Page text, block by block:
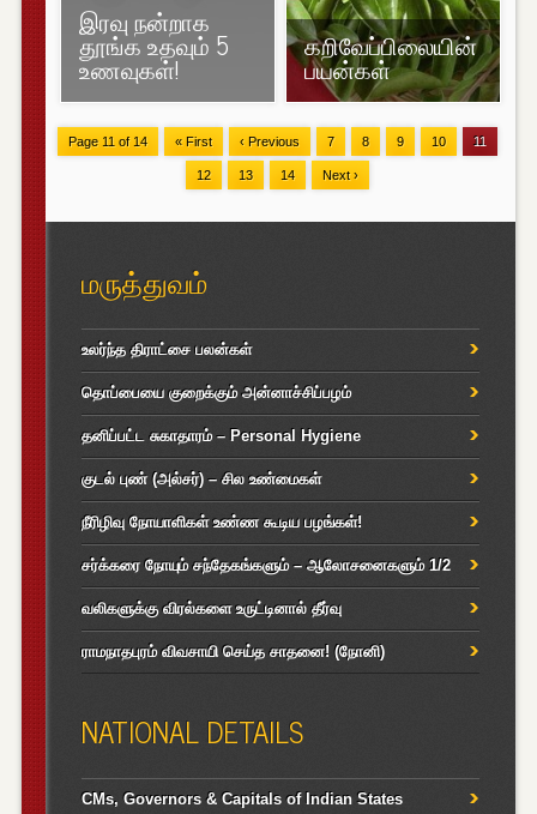
இரவு நன்றாக
தூங்க உதவும் 5
உணவுகள்!
கறிவேப்பிலையின்
பயன்கள்
Page 11 of 14 « First ‹ Previous 7 8 9 10 11
12 13 14 Next ›
மருத்துவம்
உலர்ந்த திராட்சை பலன்கள்
தொப்பையை குறைக்கும் அன்னாச்சிப்பழம்
தனிப்பட்ட சுகாதாரம் – Personal Hygiene
குடல் புண் (அல்சர்) – சில உண்மைகள்
நீரிழிவு நோயாளிகள் உண்ண கூடிய பழங்கள்!
சர்க்கரை நோயும் சந்தேகங்களும் – ஆலோசனைகளும் 1/2
வலிகளுக்கு விரல்களை உருட்டினால் தீர்வு
ராமநாதபுரம் விவசாயி செய்த சாதனை! (நோனி)
NATIONAL DETAILS
CMs, Governors & Capitals of Indian States